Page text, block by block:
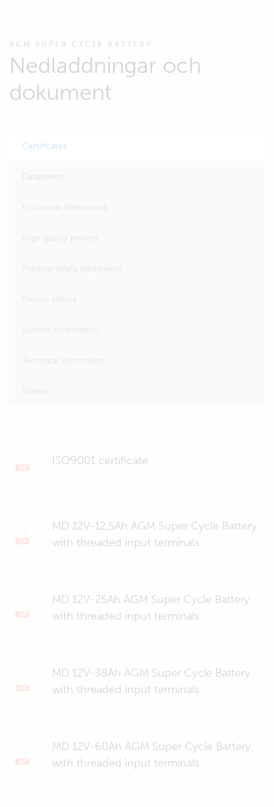
AGM SUPER CYCLE BATTERY
Nedladdningar och
dokument
Certificates
ISO9001 certificate
MD 12V-12,5Ah AGM Super Cycle Battery
with threaded input terminals
MD 12V-25Ah AGM Super Cycle Battery
with threaded input terminals
MD 12V-38Ah AGM Super Cycle Battery
with threaded input terminals
MD 12V-60Ah AGM Super Cycle Battery
with threaded input terminals